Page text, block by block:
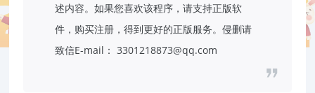
述内容。如果您喜欢该程序，请支持正版软
件，购买注册，得到更好的正版服务。侵删请
致信E-mail： 3301218873@qq.com